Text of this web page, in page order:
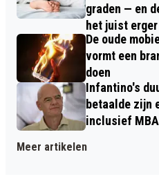
graden — en
het juist erger
De oude
vormt een
doen
Infantino's
betaalde zijn
inclusief MBA
Meer artikelen